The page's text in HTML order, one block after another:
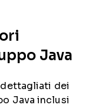
Java
dei
Java inclusi